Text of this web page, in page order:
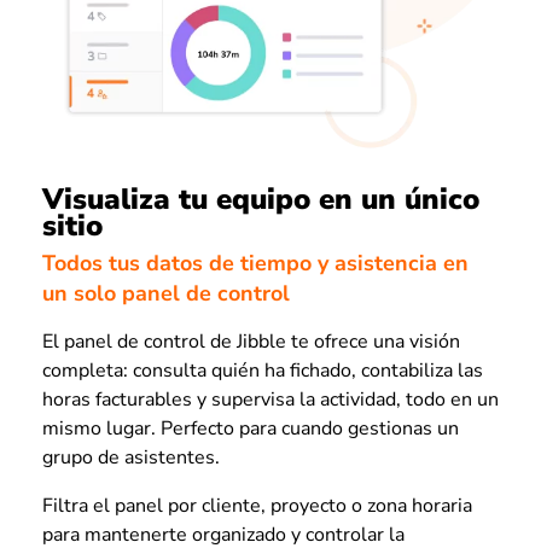
Visualiza tu equipo en un único
sitio
Todos tus datos de tiempo y asistencia en
un solo panel de control
El panel de control de Jibble te ofrece una visión
completa: consulta quién ha fichado, contabiliza las
horas facturables y supervisa la actividad, todo en un
mismo lugar. Perfecto para cuando gestionas un
grupo de asistentes.
Filtra el panel por cliente, proyecto o zona horaria
para mantenerte organizado y controlar la